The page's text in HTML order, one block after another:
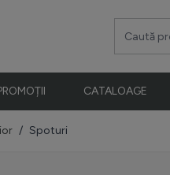
CATALOAGE
/ Spoturi